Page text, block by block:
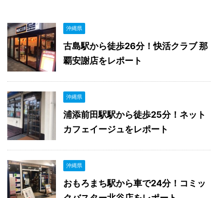
沖縄県
古島駅から徒歩26分！快活クラブ 那
覇安謝店をレポート
沖縄県
浦添前田駅駅から徒歩25分！ネット
カフェイージュをレポート
沖縄県
おもろまち駅から車で24分！コミッ